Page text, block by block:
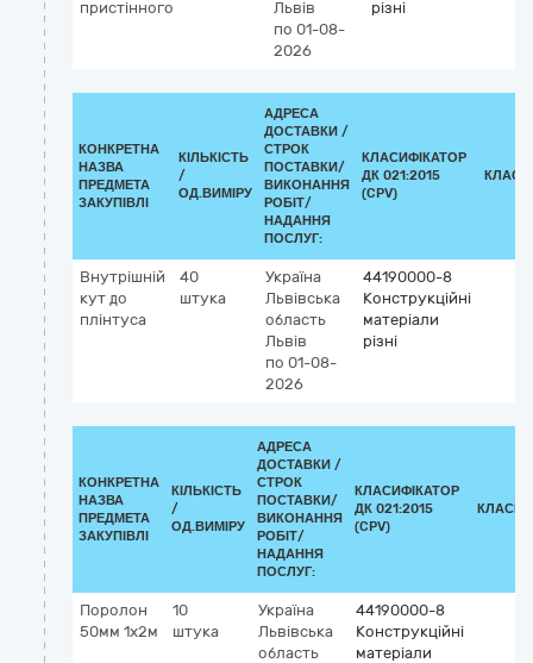
пристінного
Львів
по 01-08-
2026
різні
КОНКРЕТНА
НАЗВА
ПРЕДМЕТА
ЗАКУПІВЛІ
КІЛЬКІСТЬ
/
ОД.ВИМІРУ
АДРЕСА
ДОСТАВКИ /
СТРОК
ПОСТАВКИ/
ВИКОНАННЯ
РОБІТ/
НАДАННЯ
ПОСЛУГ:
КЛАСИФІКАТОР
ДК 021:2015
(CPV)
Внутрішній
кут до
плінтуса
40
штука
Україна
Львівська
область
Львів
по 01-08-
2026
44190000-8
Конструкційні
матеріали
різні
КОНКРЕТНА
НАЗВА
ПРЕДМЕТА
ЗАКУПІВЛІ
КІЛЬКІСТЬ
/
ОД.ВИМІРУ
АДРЕСА
ДОСТАВКИ /
СТРОК
ПОСТАВКИ/
ВИКОНАННЯ
РОБІТ/
НАДАННЯ
ПОСЛУГ:
КЛАСИФІКАТОР
ДК 021:2015
(CPV)
Поролон
50мм 1x2м
10
штука
Україна
Львівська
область
44190000-8
Конструкційні
матеріали